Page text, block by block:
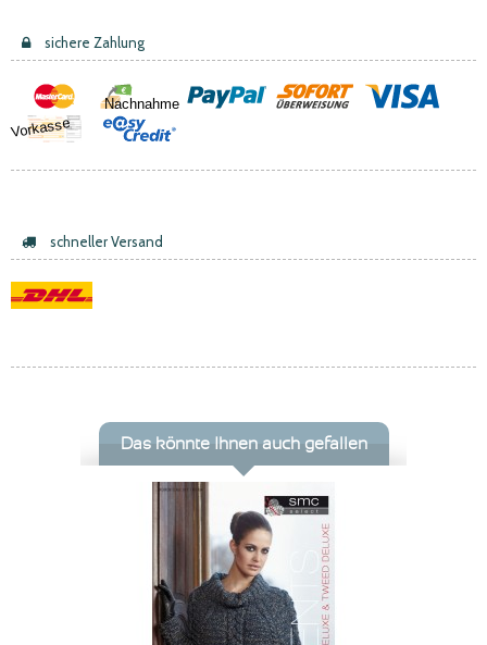
sichere Zahlung
Nachnahme
Vorkasse
schneller Versand
Das könnte Ihnen auch gefallen